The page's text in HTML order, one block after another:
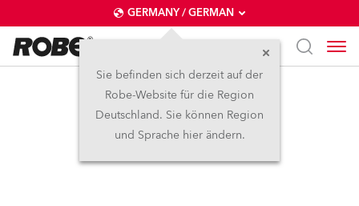
GERMANY / GERMAN
Sie befinden sich derzeit auf der
Robe-Website für die Region
Deutschland. Sie können Region
und Sprache hier ändern.
iFORTE®
IP65